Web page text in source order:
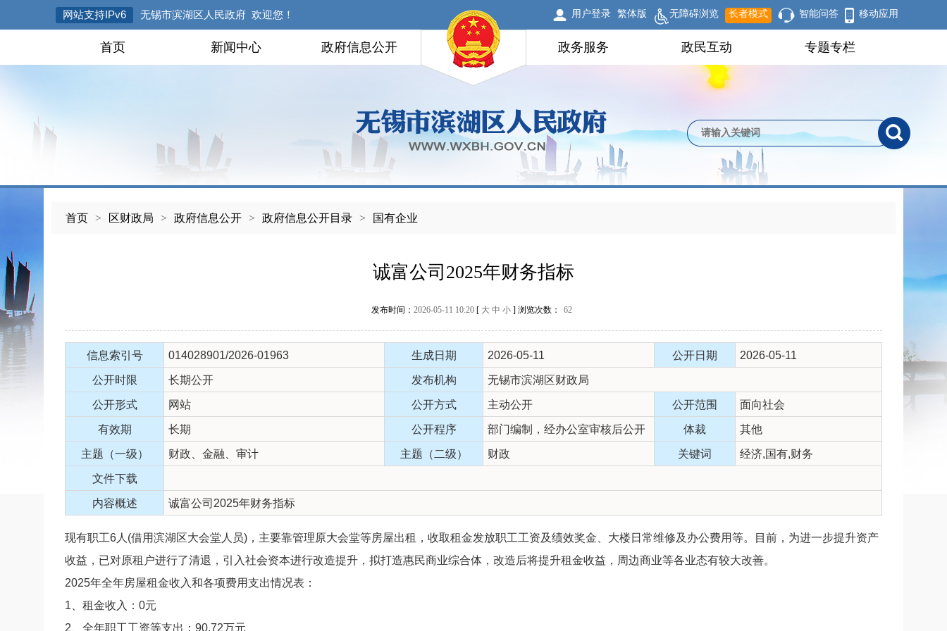
网站支持IPv6 无锡市滨湖区人民政府 欢迎您！ 用户登录 繁体版 无障碍浏览 长者模式 智能问答 移动应用
首页 新闻中心 政府信息公开 政务服务 政民互动 专题专栏
首页 > 区财政局 > 政府信息公开 > 政府信息公开目录 > 国有企业
诚富公司2025年财务指标
发布时间： 2026-05-11 10:20 [ 大 中 小 ] 浏览次数： 62
信息索引号 014028901/2026-01963 生成日期 2026-05-11 公开日期 2026-05-11
公开时限 长期公开 发布机构 无锡市滨湖区财政局
公开形式 网站 公开方式 主动公开 公开范围 面向社会
有效期 长期 公开程序 部门编制，经办公室审核后公开 体裁 其他
主题（一级） 财政、金融、审计 主题（二级） 财政 关键词 经济,国有,财务
文件下载
内容概述 诚富公司2025年财务指标
现有职工6人(借用滨湖区大会堂人员)，主要靠管理原大会堂等房屋出租，收取租金发放职工工资及绩效奖金、大楼日常维修及办公费用等。目前，为进一步提升资产
收益，已对原租户进行了清退，引入社会资本进行改造提升，拟打造惠民商业综合体，改造后将提升租金收益，周边商业等各业态有较大改善。
2025年全年房屋租金收入和各项费用支出情况表：
1、租金收入：0元
2、全年职工工资等支出：90.72万元